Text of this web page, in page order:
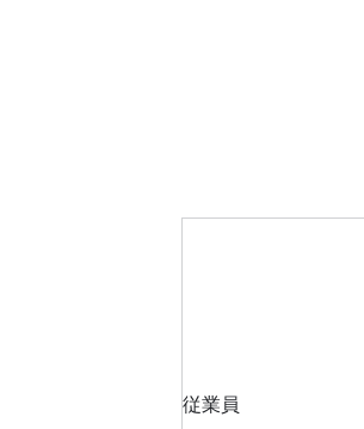
従業員